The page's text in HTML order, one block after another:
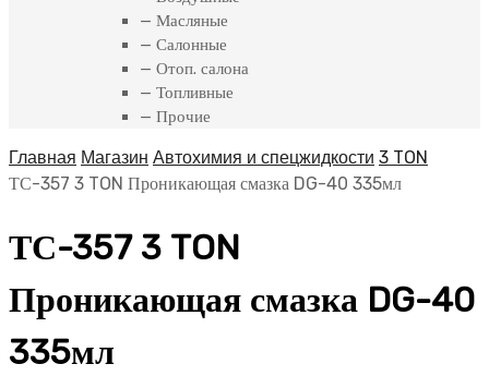
— Масляные
— Салонные
— Отоп. салона
— Топливные
— Прочие
Главная Магазин Автохимия и спецжидкости 3 TON
ТС-357 3 TON Проникающая смазка DG-40 335мл
ТС-357 3 TON
Проникающая смазка DG-40
335мл